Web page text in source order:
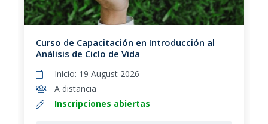
Curso de Capacitación en Introducción al
Análisis de Ciclo de Vida
Inicio: 19 August 2026
A distancia
Inscripciones abiertas